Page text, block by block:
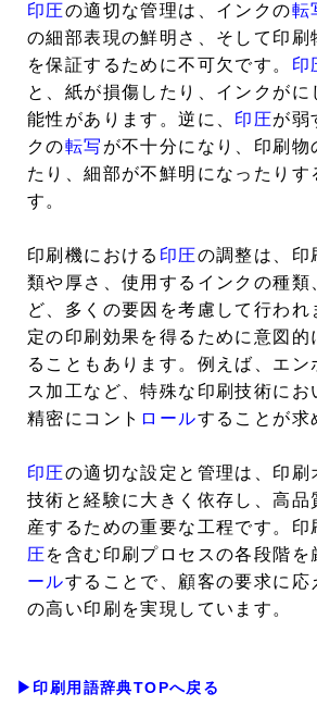
印圧の適切な管理は、インクの転
の細部表現の鮮明さ、そして印刷
を保証するために不可欠です。 印
と、紙が損傷したり、インクがに
能性があります。逆に、 印圧が弱
クの転写 が不十分になり、印刷物
たり、細部が不鮮明になったりす
す。
印刷機における 印圧の調整は、印
類や厚さ、使用するインクの種類
ど、多くの要因を考慮して行われ
定の印刷効果を得るために意図的
ることもあります。例えば、エン
ス加工など、特殊な印刷技術にお
精密にコント ロールすることが求
印圧の適切な設定と管理は、印刷
技術と経験に大きく依存し、高品
産するための重要な工程です。印
圧を含む印刷プロセスの各段階を
ールすることで、顧客の要求に応
の高い印刷を実現しています。
▶印刷用語辞典TOPへ戻る